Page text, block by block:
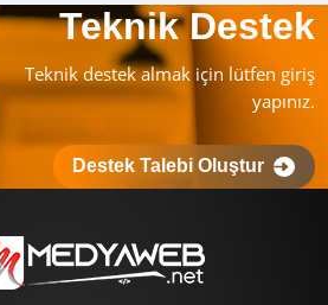
Teknik Destek
Teknik destek almak için lütfen giriş
yapınız.
Destek Talebi Oluştur